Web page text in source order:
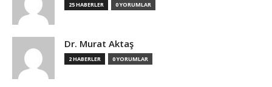
25 HABERLER 0 YORUMLAR
Dr. Murat Aktaş
2 HABERLER 0 YORUMLAR